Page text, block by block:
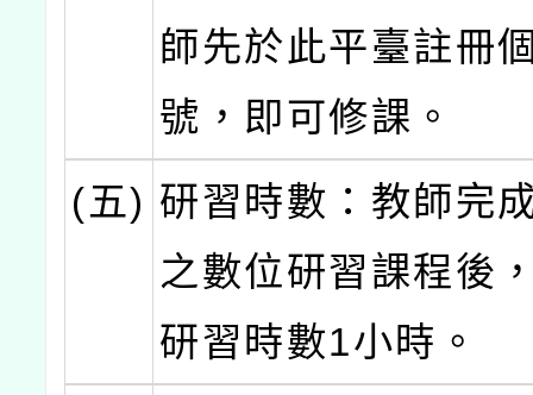
師先於此平臺註冊
號，即可修課。
(五) 研習時數：教師完
之數位研習課程後
研習時數1小時。